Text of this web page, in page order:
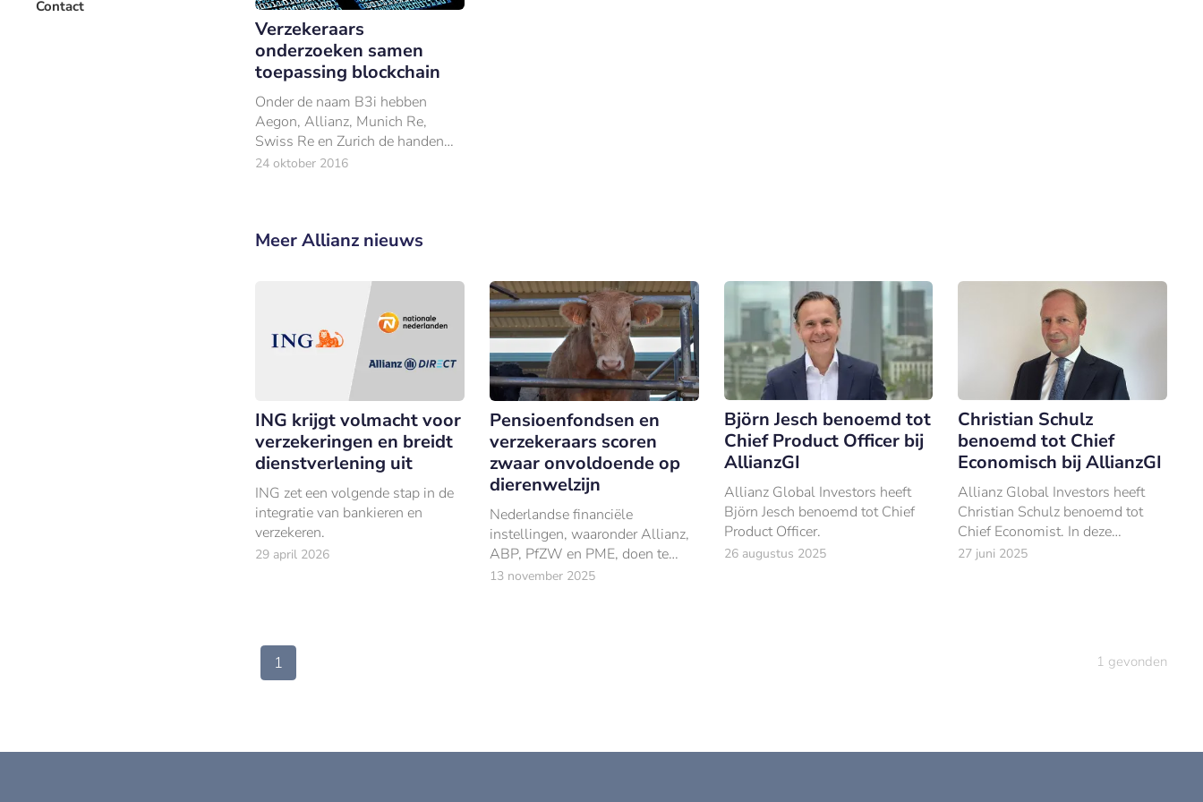
Contact
Verzekeraars
onderzoeken samen
toepassing blockchain
Onder de naam B3i hebben
Aegon, Allianz, Munich Re,
Swiss Re en Zurich de handen
ineengeslagen om de
onderzoeken.
24 oktober 2016
Meer Allianz nieuws
ING krijgt volmacht voor
verzekeringen en breidt
dienstverlening uit
ING zet een volgende stap in de
integratie van bankieren en
verzekeren.
29 april 2026
Pensioenfondsen en
verzekeraars scoren
zwaar onvoldoende op
dierenwelzijn
Nederlandse financiële
instellingen, waaronder Allianz,
ABP, PfZW en PME, doen te
weinig om het dierenwelzijn te
13 november 2025
Björn Jesch benoemd tot
Chief Product Officer bij
AllianzGI
Allianz Global Investors heeft
Björn Jesch benoemd tot Chief
Product Officer.
26 augustus 2025
Christian Schulz
benoemd tot Chief
Economisch bij AllianzGI
Allianz Global Investors heeft
Christian Schulz benoemd tot
Chief Economist. In deze
hoedanigheid zal hij leiding
27 juni 2025
1 1 gevonden